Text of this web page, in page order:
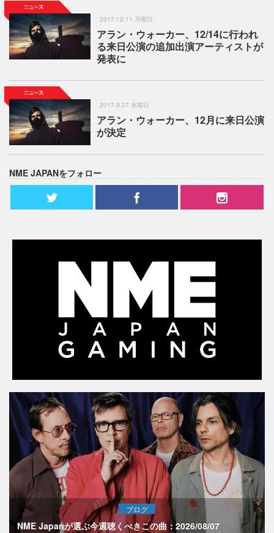
2017.12.11 月曜日
アラン・ウォーカー、12/14に行われ
る来日公演の追加出演アーティストが
発表に
2017.9.27 水曜日
アラン・ウォーカー、12月に来日公演
が決定
NME JAPANをフォロー
ブログ
NME Japanが選ぶ今週聴くべきこの曲：2026/08/07